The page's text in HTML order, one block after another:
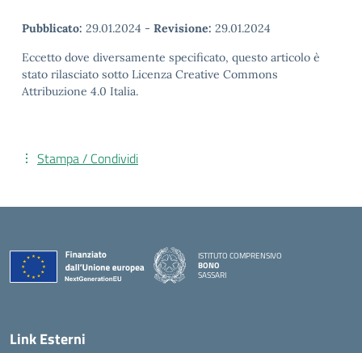
Pubblicato: 29.01.2024 - Revisione: 29.01.2024
Eccetto dove diversamente specificato, questo articolo è
stato rilasciato sotto Licenza Creative Commons
Attribuzione 4.0 Italia.
Stampa / Condividi
ISTITUTO COMPRENSIVO
BONO
SASSARI
Link Esterni